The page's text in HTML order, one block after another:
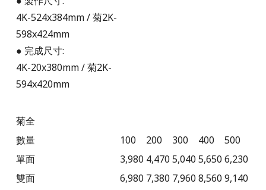
4K-524x384mm / 菊2K-
598x424mm
● 完成尺寸:
4K-20x380mm/菊2K-
594x420mm
菊全
數量
100 200 300 400
500
單面
3,980 4,470 5,040 5,650 6,230
雙面
6,980 7,380 7,960 8,560 9,140